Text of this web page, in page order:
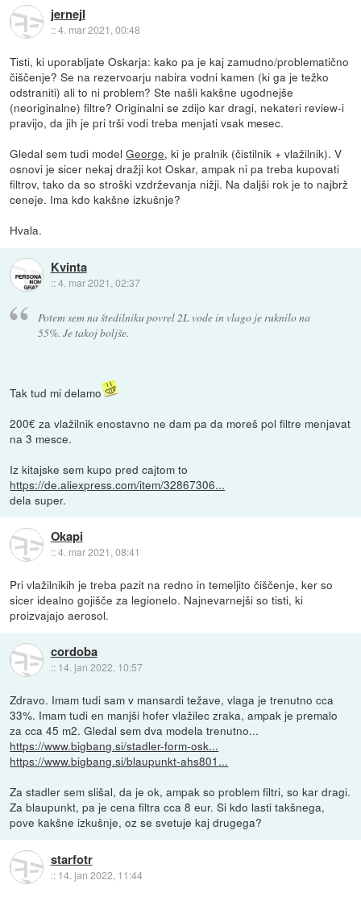
jernejl
::4. mar 2021, 00:48
Tisti, ki uporabljate Oskarja: kako pa je kaj zamudno/problematično
čiščenje? Se na rezervoarju nabira vodni kamen (ki ga je težko
odstraniti) ali to ni problem? Ste našli kakšne ugodnejše
(neoriginalne) filtre? Originalni se zdijo kar dragi, nekateri review-i
pravijo, da jih je pri trši vodi treba menjati vsak mesec.
Gledal sem tudi modelGeorge, ki je pralnik (čistilnik + vlažilnik). V
osnovi je sicer nekaj dražji kot Oskar, ampak ni pa treba kupovati
filtrov, tako da so stroški vzdrževanja nižji. Na daljši rok je to najbrž
ceneje. Ima kdo kakšne izkušnje?
Hvala.
Kvinta
::4. mar 2021, 02:37
Potem sem na štedilniku povrel 2L vode in vlago je ruknilo na
55%. Je takoj boljše.
Tak tud mi delamo
200€ za vlažilnik enostavno ne dam pa da moreš pol filtre menjavat
na 3 mesce.
Iz kitajske sem kupo pred cajtom to
https://de.aliexpress.com/item/32867306...
dela super.
Okapi
::4. mar 2021, 08:41
Pri vlažilnikih je treba pazit na redno in temeljito čiščenje, ker so
sicer idealno gojišče za legionelo. Najnevarnejši so tisti, ki
proizvajajo aerosol.
cordoba
:: 14. jan 2022, 10:57
Zdravo. Imam tudi sam v mansardi težave, vlaga je trenutno cca
33%. Imam tudi en manjši hofer vlažilec zraka, ampak je premalo
za cca 45 m2. Gledal sem dva modela trenutno...
https://www.bigbang.si/stadler-form-osk...
https://www.bigbang.si/blaupunkt-ahs801...
Za stadler sem slišal, da je ok, ampak so problem filtri, so kar dragi.
Za blaupunkt, pa je cena filtra cca 8 eur. Si kdo lasti takšnega,
pove kakšne izkušnje, oz se svetuje kaj drugega?
starfotr
:: 14. jan 2022, 11:44